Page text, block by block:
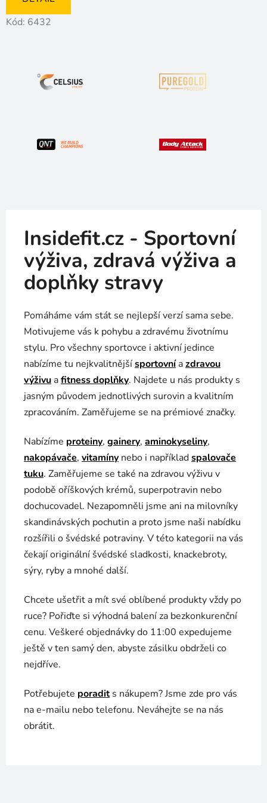
Kód: 6432
Insidefit.cz - Sportovní
výživa, zdravá výživa a
doplňky stravy
Pomáháme vám stát se nejlepší verzí sama sebe.
Motivujeme vás k pohybu a zdravému životnímu
stylu. Pro všechny sportovce i aktivní jedince
nabízíme tu nejkvalitnějšísportovní azdravou
výživu afitness doplňky. Najdete u nás produkty s
jasným původem jednotlivých surovin a kvalitním
zpracováním. Zaměřujeme se na prémiové značky.
Nabízíme proteiny, gainery, aminokyseliny,
nakopávače, vitamíny nebo i napříkladspalovače
tuku. Zaměřujeme se také na zdravou výživu v
podobě oříškových krémů, superpotravin nebo
dochucovadel. Nezapomněli jsme ani na milovníky
skandinávských pochutin a proto jsme naši nabídku
rozšířili o švédské potraviny. V této kategorii na vás
čekají originální švédské sladkosti, knackebroty,
sýry, ryby a mnohé další.
Chcete ušetřit a mít své oblíbené produkty vždy po
ruce? Pořiďte si výhodná balení za bezkonkurenční
cenu. Veškeré objednávky do 11:00 expedujeme
ještě v ten samý den, abyste zásilku obdrželi co
nejdříve.
Potřebujete poradit s nákupem? Jsme zde pro vás
na e-mailu nebo telefonu. Neváhejte se na nás
obrátit.